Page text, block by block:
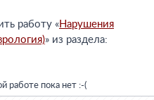
работу «Нарушения
» из раздела:
работе пока нет :-(